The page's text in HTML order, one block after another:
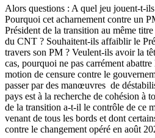
Alors questions : A quel jeu jouent-t-
Pourquoi cet acharnement contre un
Président de la transition au même
du CNT ? Souhaitent-ils affaiblir le
travers son PM ? Veulent-ils avoir la
cas, pourquoi ne pas carrément
motion de censure contre le
passer par des manœuvres de
pays est à la recherche de cohésion à
de la transition a-t-il le contrôle de ce
venant de tous les bords et dont
contre le changement opéré en août